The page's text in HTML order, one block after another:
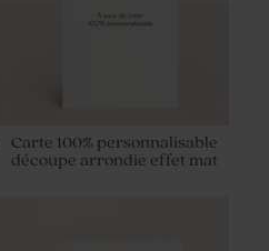
Carte 100% personnalisable
découpe arrondie effet mat